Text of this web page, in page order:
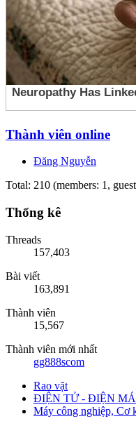
Thành viên online
Đăng Nguyễn
Total: 210 (members: 1,
Thống kê
Threads
157,403
Bài viết
163,891
Thành viên
15,567
Thành viên mới nhất
gg888scom
Rao vặt
ĐIỆN TỬ - ĐIỆN
Máy công nghiệp, Cơ